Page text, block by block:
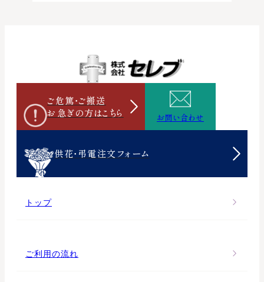
ご危篤・ご搬送
お急ぎの方はこちら お問い合わせ
供花・弔電注文フォーム
トップ
ご利用の流れ